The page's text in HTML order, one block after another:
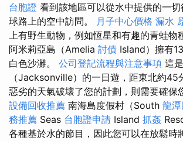
台胞證 看到該地區可以從水中提供的一
球路上的空中訪問。 月子中心價格 漏水
上有野生動物，例如恆星和有趣的青蛙物
阿米莉亞島（Amelia 討債 Island）擁有
白色沙灘。 公司登記流程與注意事項 這
（Jacksonville）的一日遊，距東北約45
惡劣的天氣破壞了您的計劃，則需要確保
設備回收推薦 南海島度假村（South 龍
務推薦 Seas 台胞證申請 Island 抓姦
各種基於水的節目，因此您可以在放鬆時